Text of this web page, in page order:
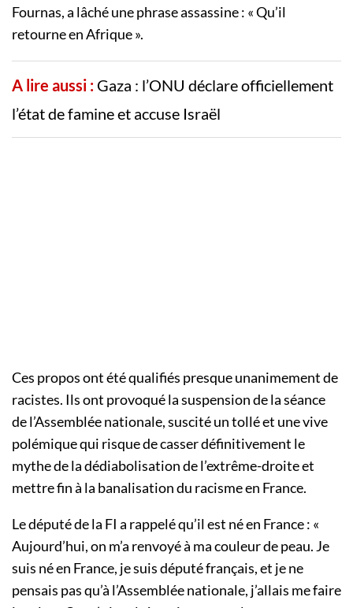
Fournas, a lâché une phrase assassine : « Qu’il
retourne en Afrique ».
A lire aussi : Gaza : l’ONU déclare officiellement
l’état de famine et accuse Israël
Ces propos ont été qualifiés presque unanimement de
racistes. Ils ont provoqué la suspension de la séance
de l’Assemblée nationale, suscité un tollé et une vive
polémique qui risque de casser définitivement le
mythe de la dédiabolisation de l’extrême-droite et
mettre fin à la banalisation du racisme en France.
Le député de la FI a rappelé qu’il est né en France : «
Aujourd’hui, on m’a renvoyé à ma couleur de peau. Je
suis né en France, je suis député français, et je ne
pensais pas qu’à l’Assemblée nationale, j’allais me faire